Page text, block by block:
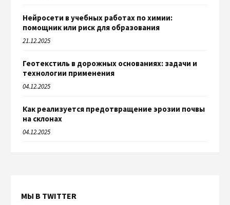
Нейросети в учебных работах по химии:
помощник или риск для образования
21.12.2025
Геотекстиль в дорожных основаниях: задачи и
технологии применения
04.12.2025
Как реализуется предотвращение эрозии почвы
на склонах
04.12.2025
МЫ В TWITTER